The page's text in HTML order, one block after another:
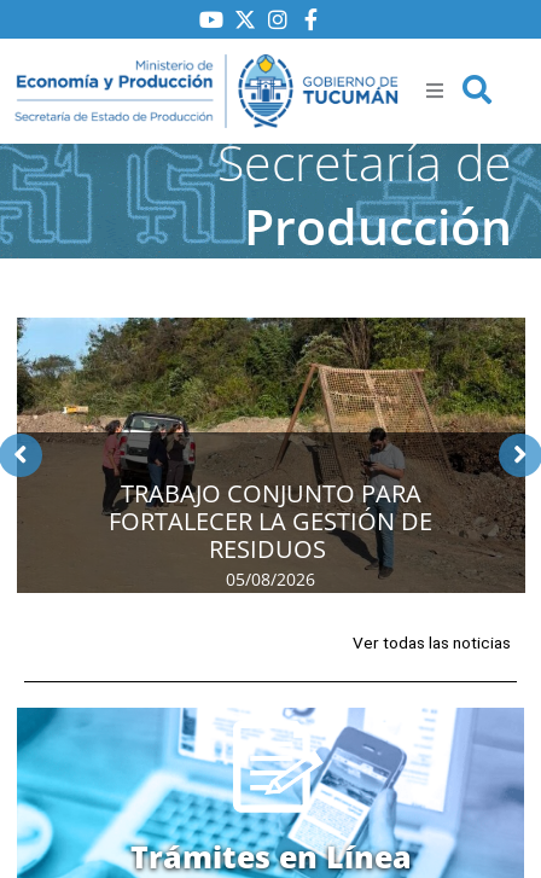
al
Secretaría de
Producción
TRABAJO CONJUNTO PARA
FORTALECER LA GESTIÓN DE
RESIDUOS
05/08/2026
Ver todas las noticias
Trámites en Línea